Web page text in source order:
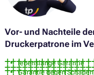
Toner BROTHER MFC-
Toner BROTHER MFC-
Vor- und Nachteile
Druckerpatrone im
lebenslange Garantie
Garantie gegen